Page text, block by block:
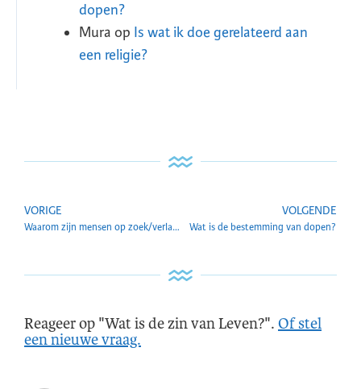
dopen?
Mura op Is wat ik doe gerelateerd aan
een religie?
VORIGE
Waarom zijn mensen op zoek/verlangend naar heling?
VOLGENDE
Wat is de bestemming van dopen?
Reageer op "Wat is de zin van Leven?". Of stel
een nieuwe vraag.